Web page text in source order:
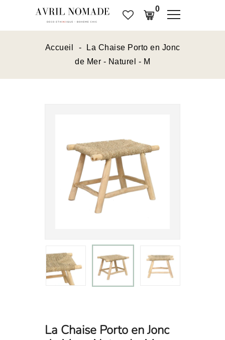
0
Accueil
La Chaise Porto en Jonc
de Mer - Naturel - M
La Chaise Porto en Jonc